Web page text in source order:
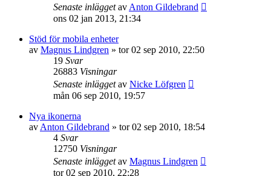
Senaste inläggetav Anton Gildebrand
ons 02 jan 2013, 21:34
Stöd för mobila enheter
av Magnus Lindgren » tor 02 sep 2010, 22:50
19 Svar
26883 Visningar
Senaste inläggetav Nicke Löfgren
mån 06 sep 2010, 19:57
Nya ikonerna
av Anton Gildebrand » tor 02 sep 2010, 18:54
4 Svar
12750 Visningar
Senaste inläggetav Magnus Lindgren
tor 02 sep 2010, 22:28